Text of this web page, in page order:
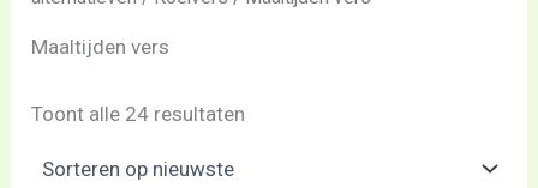
Maaltijden vers
Toont alle 24 resultaten